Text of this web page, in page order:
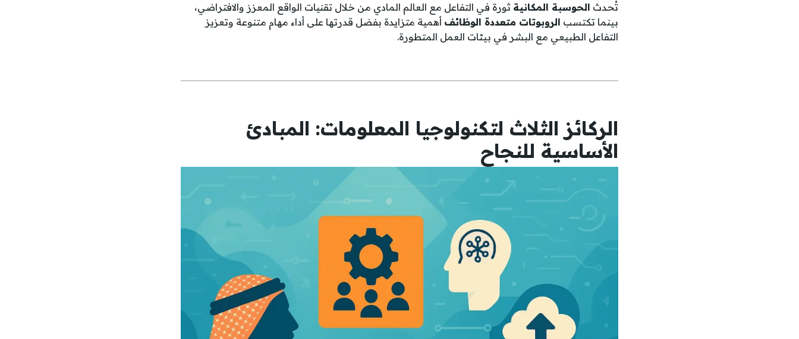
تُحدث الحوسبة المكانية ثورة في التفاعل مع العالم المادي من خلال تقنيات الواقع المعزز والافتراضي،
بينما تكتسب الروبوتات متعددة الوظائف أهمية متزايدة بفضل قدرتها على أداء مهام متنوعة وتعزيز
التفاعل الطبيعي مع البشر في بيئات العمل المتطورة.
الركائز الثلاث لتكنولوجيا المعلومات: المبادئ
الأساسية للنجاح